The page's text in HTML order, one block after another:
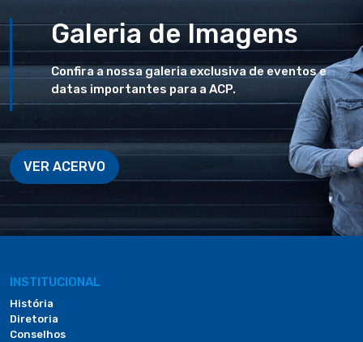
Galeria de Imagens
Confira a nossa galeria exclusiva de eventos e
datas importantes para a ACP.
VER ACERVO
INSTITUCIONAL
História
Diretoria
Conselhos